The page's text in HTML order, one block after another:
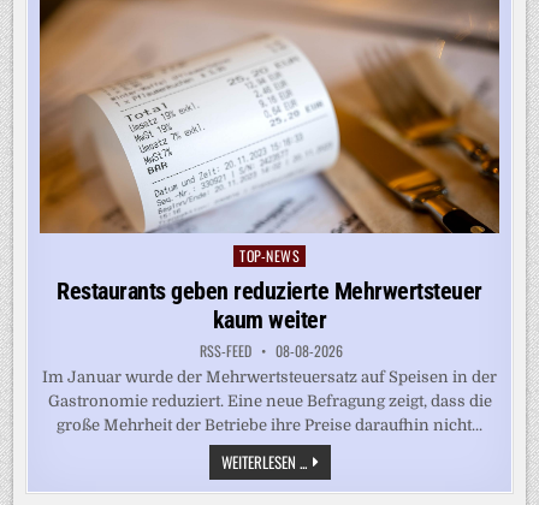
Posted
TOP-NEWS
Restaurants geben reduzierte Mehrwertsteuer
kaum weiter
RSS-FEED 08-08-2026
Im Januar wurde der Mehrwertsteuersatz auf Speisen in der
Gastronomie reduziert. Eine neue Befragung zeigt, dass die
große Mehrheit der Betriebe ihre Preise daraufhin nicht...
WEITERLESEN ... RESTAURANTS
GEBEN
REDUZIERTE